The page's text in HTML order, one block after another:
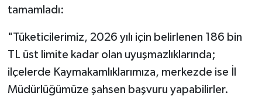
tamamladı:
​"Tüketicilerimiz, 2026 yılı için belirlenen 186 bin
TL üst limite kadar olan uyuşmazlıklarında;
ilçelerde Kaymakamlıklarımıza, merkezde ise İl
Müdürlüğümüze şahsen başvuru yapabilirler.